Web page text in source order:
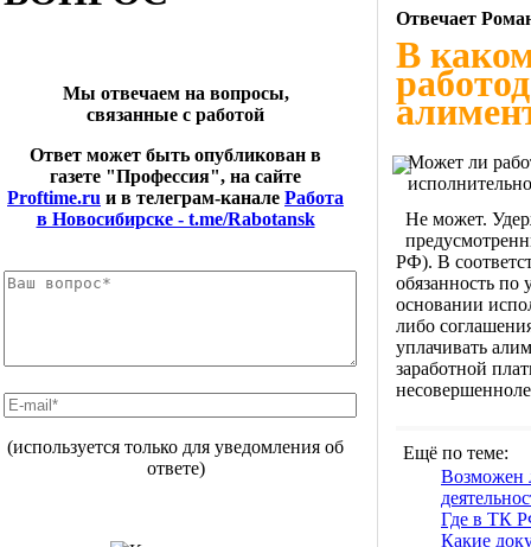
Мы отвечаем на вопросы,
связанные с работой
Ответ может быть опубликован в
газете "Профессия", на сайте
Proftime.ru и в телеграм-канале Работа
в Новосибирске - t.me/Rabotansk
(используется только для уведомления об
ответе)
Отвечает
В
Может ли
Не может.
РФ). В
обязанность по
основании
либо
уплачивать
заработной
Ещё по теме:
Возможен
Где в ТК
Какие